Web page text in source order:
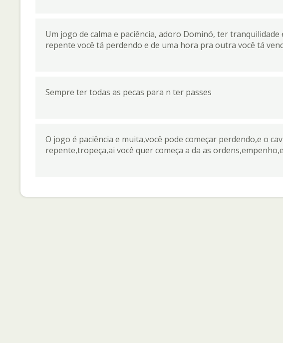
Um jogo de calma e paciência, adoro Dominó, ter
repente você tá perdendo e de uma hora pra outra você tá
Sempre ter todas as pecas para n ter passes
O jogo é paciência e muita,você pode começar perdendo,e o
repente,tropeça,ai você quer começa a da as